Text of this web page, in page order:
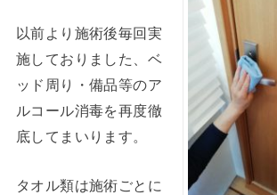
以前より施術後毎回実
施しておりました、ベ
ッド周り・備品等のア
ルコール消毒を再度徹
底してまいります。
タオル類は施術ごとに